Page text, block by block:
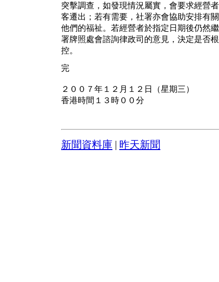
突擊調查，如發現情況屬實，會要求經營
客遷出；若有需要，社署亦會協助安排有
他們的福祉。若經營者於指定日期後仍然
署牌照處會諮詢律政司的意見，決定是否
控。
完
２００７年１２月１２日（星期三）
香港時間１３時００分
新聞資料庫 昨天新聞